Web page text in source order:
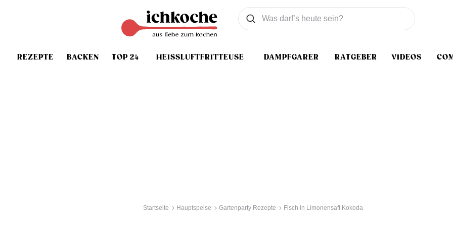
REZEPTE BACKEN TOP 24 HEISSLUFTFRITTEUSE DAMPFGARER RATGEBER VIDEOS
Was wollen Sie suchen
Suchen
Startseite Hauptspeise Gartenparty Rezepte Fisch in Limonensaft Kokoda